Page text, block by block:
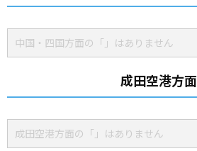
中国・四国方面の「」はありません
成田空港方面
成田空港方面の「」はありません